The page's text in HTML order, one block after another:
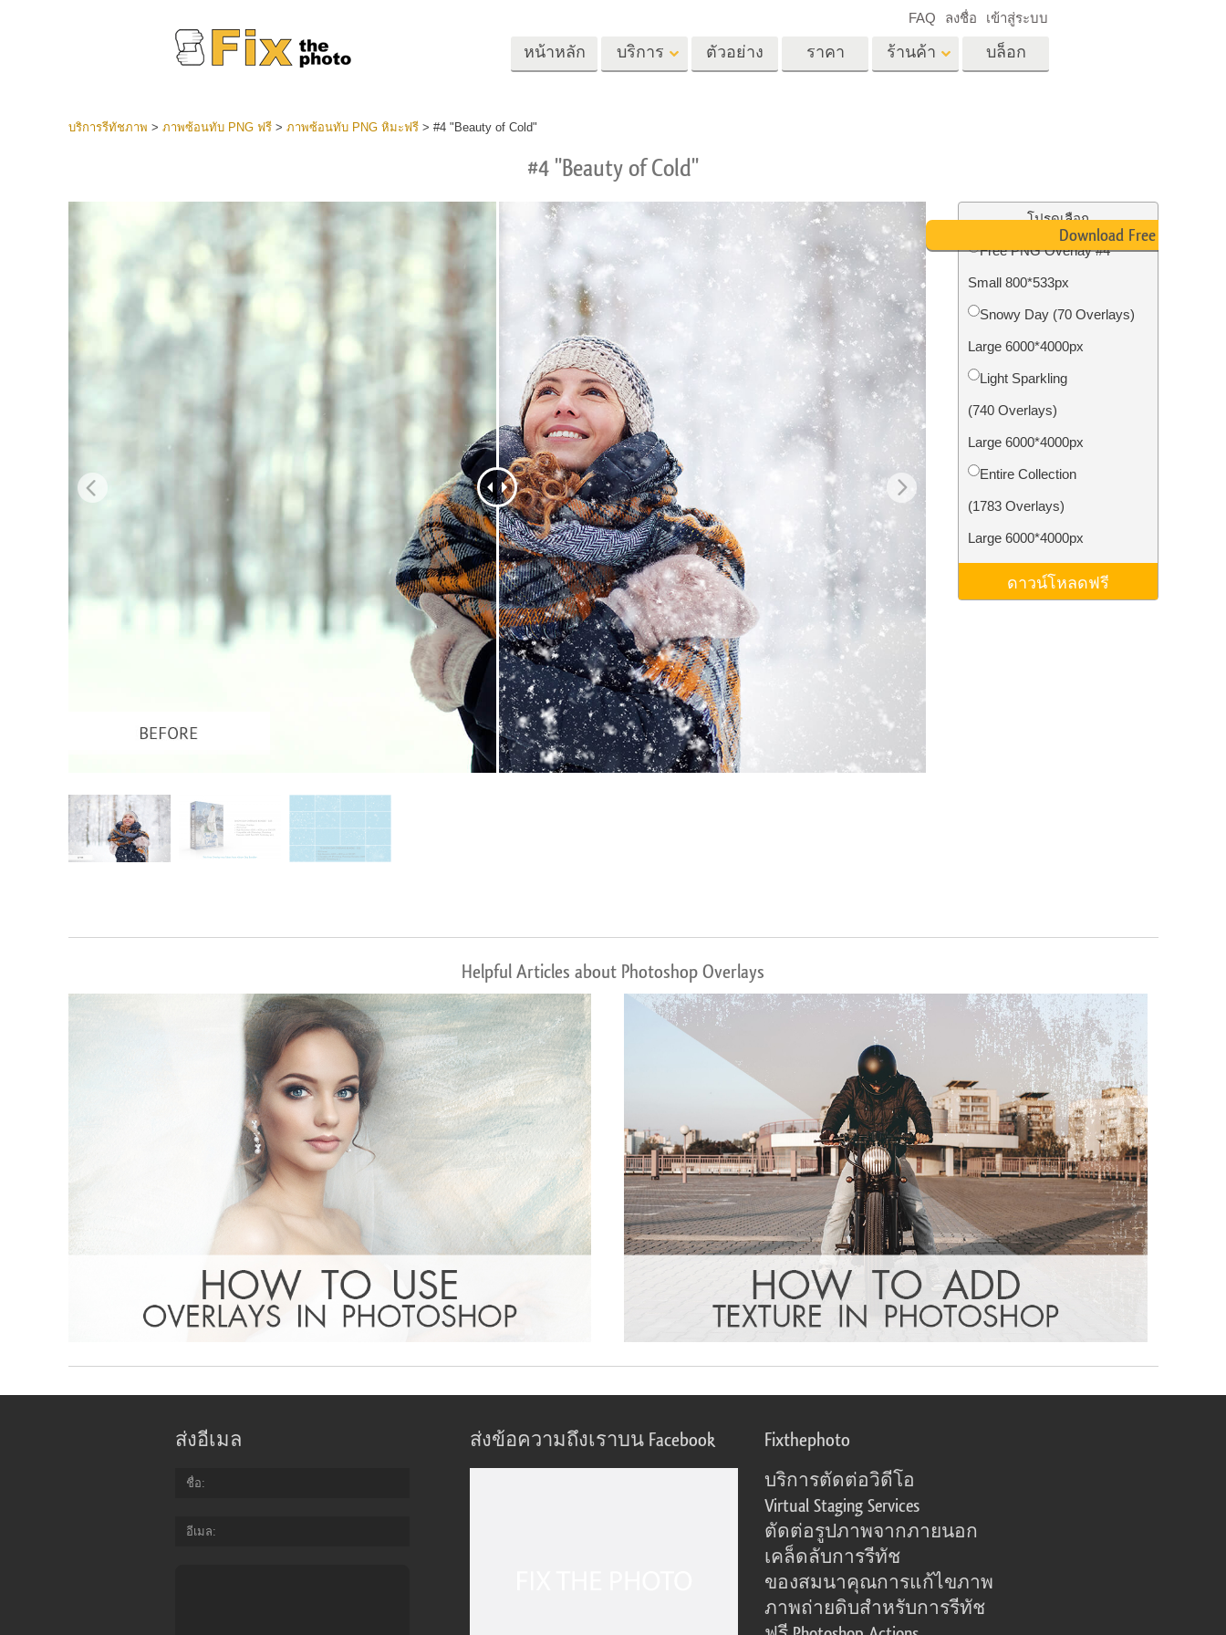
หน้าหลัก บริการ
อสังหาริมทรัพย์
บริการแก้ไขภาพงาน
แต่งงาน
โมเดลเสื้อผ้าที่สร้างโดย AI การจัดการรูปภาพ ถ่ายรูปเป็นบริการ
บริการรีทัชเครื่องประดับ ข้อมูลการฝึกอบรม AI Video Editing Services
ตัวอย่าง ราคา ร้านค้า
Lightroom
คอลเลกชันมือถือ
Photoshop Actions
โอเวอร์เลย์ Photoshop
Photoshop Textures
Ps Actions คอลเลกชัน
ทั้งหมด
Ps ซ้อนทับคอลเลกชัน
ทั้งหมด
การ์ดวันวาเลนไทน์
คำเชิญงานแต่งงาน
คำเชิญวันเกิดของเด็ก
บล็อก
FAQ ลงชื่อ เข้าสู่ระบบ
บริการรีทัชภาพ > ภาพซ้อนทับ PNG ฟรี> ภาพซ้อนทับ PNG หิมะฟรี> #4 "Beauty of Cold"
#4 "Beauty of Cold"
โปรดเลือก
Free PNG Overlay #4
Small 800*533px
Snowy Day (70 Overlays)
Large 6000*4000px
Light Sparkling
(740 Overlays)
Large 6000*4000px
Entire Collection
(1783 Overlays)
Large 6000*4000px
ดาวน์โหลดฟรี
Download Free PNG
Helpful Articles about Photoshop Overlays
ส่งอีเมล
ชื่อ
อีเมล
ส่งข้อความถึงเราบน Facebook Fixthephoto
บริการตัดต่อวิดีโอ
Virtual Staging Services
ตัดต่อรูปภาพจากภายนอก
เคล็ดลับการรีทัช
ของสมนาคุณการแก้ไขภาพ
ภาพถ่ายดิบสำหรับการรีทัช